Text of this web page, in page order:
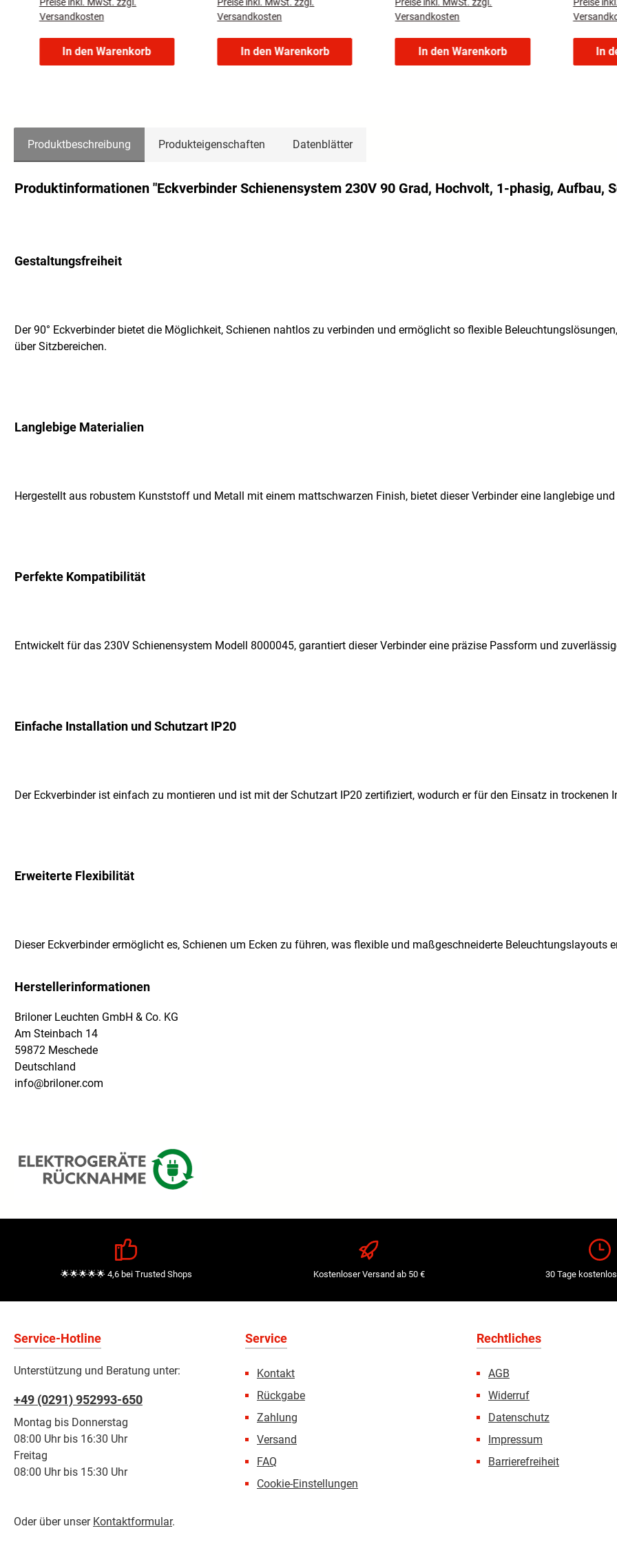
Versandkosten
In den Warenkorb
Material: Metall / Kunstoff
Versandkosten
In den Warenkorb
Lichtführung
Versandkosten
In den Warenkorb
GU10
In
Produktbeschreibung Produkteigenschaften Datenblätter
Produktinformationen "Eckverbinder Schienensystem 230V 90 Grad, Hochvolt, 1-phasig, Aufbau,
Gestaltungsfreiheit
Der 90° Eckverbinder bietet die Möglichkeit, Schienen nahtlos zu verbinden und ermöglicht so flexible
über Sitzbereichen.
Langlebige Materialien
Hergestellt aus robustem Kunststoff und Metall mit einem mattschwarzen Finish, bietet dieser Verbinder eine langlebige
Perfekte Kompatibilität
Entwickelt für das 230V Schienensystem Modell 8000045, garantiert dieser Verbinder eine präzise Passform und
Einfache Installation und Schutzart IP20
Der Eckverbinder ist einfach zu montieren und ist mit der Schutzart IP20 zertifiziert, wodurch er für den Einsatz in trockenen
Erweiterte Flexibilität
Dieser Eckverbinder ermöglicht es, Schienen um Ecken zu führen, was flexible und maßgeschneiderte Beleuchtungslayouts
Herstellerinformationen
Briloner Leuchten GmbH & Co. KG
Am Steinbach 14
59872 Meschede
Deutschland
info@briloner.com
🌟🌟🌟🌟🌟 4,6 bei Trusted Shops Kostenloser Versand ab 50 € 30 Tage
Service-Hotline
Unterstützung und Beratung unter:
+49 (0291) 952993-650
Montag bis Donnerstag
08:00 Uhr bis 16:30 Uhr
Freitag
08:00 Uhr bis 15:30 Uhr
Oder über unser Kontaktformular.
Service
Kontakt
Rückgabe
Zahlung
Versand
FAQ
Cookie-Einstellungen
Rechtliches
AGB
Widerruf
Datenschutz
Impressum
Barrierefreiheit